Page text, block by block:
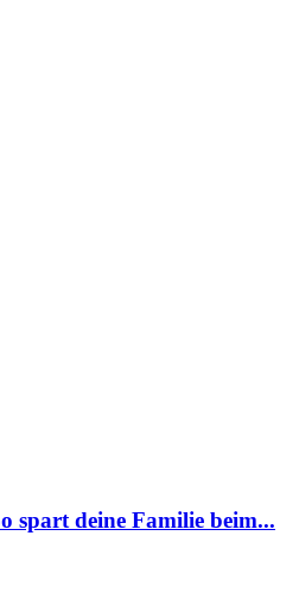
spart deine Familie beim...